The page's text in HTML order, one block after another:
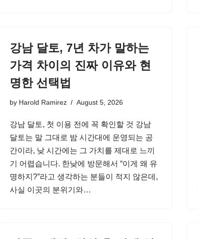
강남 달토, 7년 차가 말하는
가격 차이의 진짜 이유와 현
명한 선택법
by Harold Ramirez August 5, 2026
강남 달토, 첫 이용 전에 꼭 확인할 것 강남
달토는 말 그대로 밤 시간대에 운영되는 공
간이라, 낮 시간에는 그 가치를 제대로 느끼
기 어렵습니다. 한낮에 방문해서 “이게 왜 유
명하지?”라고 생각하는 분들이 적지 않은데,
사실 이곳의 분위기와…